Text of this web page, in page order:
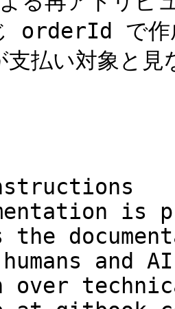
orderId で作
支払い対象と見
is
the
and
over